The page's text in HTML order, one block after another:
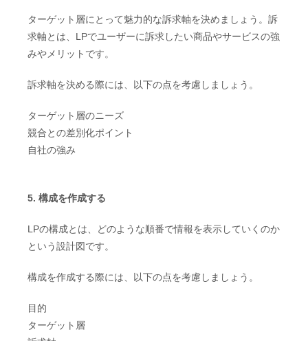
ターゲット層にとって魅力的な訴求軸を決めましょう。訴
求軸とは、LPでユーザーに訴求したい商品やサービスの強
みやメリットです。
訴求軸を決める際には、以下の点を考慮しましょう。
ターゲット層のニーズ
競合との差別化ポイント
自社の強み
5. 構成を作成する
LPの構成とは、どのような順番で情報を表示していくのか
という設計図です。
構成を作成する際には、以下の点を考慮しましょう。
目的
ターゲット層